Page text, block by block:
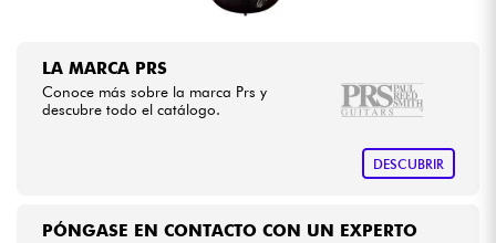
LA MARCA PRS
Conoce más sobre la marca Prs y
descubre todo el catálogo.
DESCUBRIR
PÓNGASE EN CONTACTO CON UN EXPERTO